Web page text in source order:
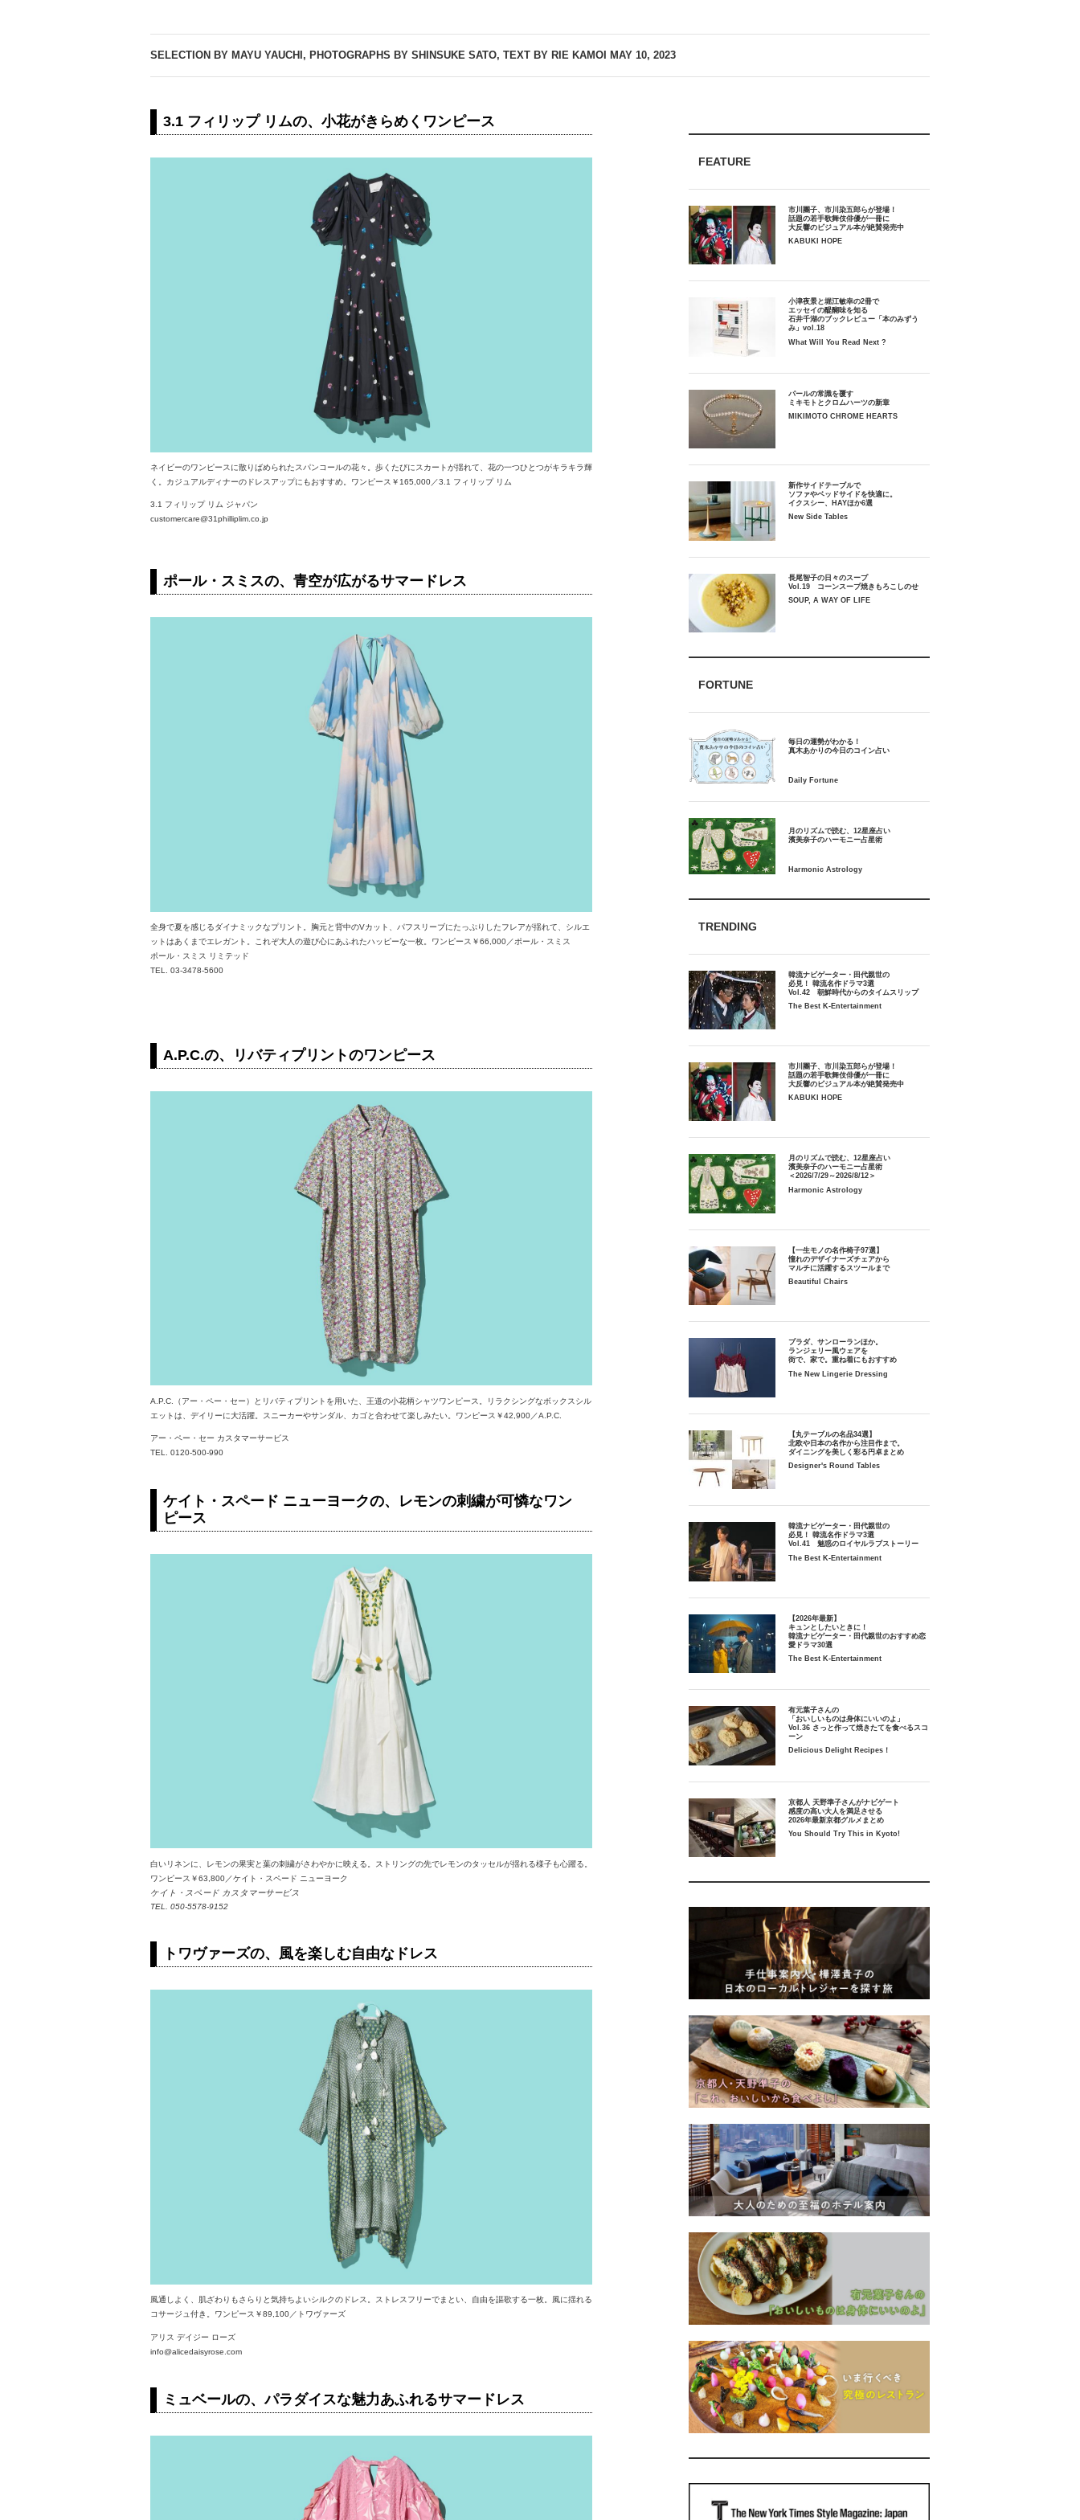
SELECTION BY MAYU YAUCHI, PHOTOGRAPHS BY SHINSUKE SATO, TEXT BY RIE KAMOI MAY 10, 2023
3.1 フィリップ リムの、小花がきらめくワンピース
ネイビーのワンピースに散りばめられたスパンコールの花々。歩くたびにスカートが揺れて、花の一つひとつがキラキラ輝
く。カジュアルディナーのドレスアップにもおすすめ。ワンピース￥165,000／3.1 フィリップ リム
3.1 フィリップ リム ジャパン
customercare@31philliplim.co.jp
ポール・スミスの、青空が広がるサマードレス
全身で夏を感じるダイナミックなプリント。胸元と背中のVカット、パフスリーブにたっぷりしたフレアが揺れて、シルエ
ットはあくまでエレガント。これぞ大人の遊び心にあふれたハッピーな一枚。ワンピース￥66,000／ポール・スミス
ポール・スミス リミテッド
TEL. 03-3478-5600
A.P.C.の、リバティプリントのワンピース
A.P.C.（アー・ペー・セー）とリバティプリントを用いた、王道の小花柄シャツワンピース。リラクシングなボックスシル
エットは、デイリーに大活躍。スニーカーやサンダル、カゴと合わせて楽しみたい。ワンピース￥42,900／A.P.C.
アー・ペー・セー カスタマーサービス
TEL. 0120-500-990
ケイト・スペード ニューヨークの、レモンの刺繍が可憐なワン
ピース
白いリネンに、レモンの果実と葉の刺繍がさわやかに映える。ストリングの先でレモンのタッセルが揺れる様子も心躍る。
ワンピース￥63,800／ケイト・スペード ニューヨーク
ケイト・スペード カスタマーサービス
TEL. 050-5578-9152
トワヴァーズの、風を楽しむ自由なドレス
風通しよく、肌ざわりもさらりと気持ちよいシルクのドレス。ストレスフリーでまとい、自由を謳歌する一枚。風に揺れる
コサージュ付き。ワンピース￥89,100／トワヴァーズ
アリス デイジー ローズ
info@alicedaisyrose.com
ミュベールの、パラダイスな魅力あふれるサマードレス
FEATURE
市川團子、市川染五郎らが登場！
話題の若手歌舞伎俳優が一冊に
大反響のビジュアル本が絶賛発売中
KABUKI HOPE
小津夜景と堀江敏幸の2冊で
エッセイの醍醐味を知る
石井千湖のブックレビュー「本のみずう
み」vol.18
What Will You Read Next ?
パールの常識を覆す
ミキモトとクロムハーツの新章
MIKIMOTO CHROME HEARTS
新作サイドテーブルで
ソファやベッドサイドを快適に。
イクスシー、HAYほか6選
New Side Tables
長尾智子の日々のスープ
Vol.19 コーンスープ焼きもろこしのせ
SOUP, A WAY OF LIFE
FORTUNE
毎日の運勢がわかる！
月のリズムで読む、12星座占い
TRENDING
韓流ナビゲーター・田代親世の
必見！ 韓流名作ドラマ3選
Vol.42 朝鮮時代からのタイムスリップ
The Best K-Entertainment
市川團子、市川染五郎らが登場！
話題の若手歌舞伎俳優が一冊に
大反響のビジュアル本が絶賛発売中
KABUKI HOPE
月のリズムで読む、12星座占い
濱美奈子のハーモニー占星術
＜2026/7/29～2026/8/12＞
Harmonic Astrology
【一生モノの名作椅子97選】
憧れのデザイナーズチェアから
マルチに活躍するスツールまで
Beautiful Chairs
プラダ、サンローランほか。
ランジェリー風ウェアを
街で、家で。重ね着にもおすすめ
The New Lingerie Dressing
【丸テーブルの名品34選】
北欧や日本の名作から注目作まで。
ダイニングを美しく彩る円卓まとめ
Designer's Round Tables
韓流ナビゲーター・田代親世の
必見！ 韓流名作ドラマ3選
Vol.41 魅惑のロイヤルラブストーリー
The Best K-Entertainment
【2026年最新】
キュンとしたいときに！
韓流ナビゲーター・田代親世のおすすめ恋
愛ドラマ30選
The Best K-Entertainment
有元葉子さんの
「おいしいものは身体にいいのよ」
Vol.36 さっと作って焼きたてを食べるスコ
ーン
Delicious Delight Recipes！
京都人 天野準子さんがナビゲート
感度の高い大人を満足させる
2026年最新京都グルメまとめ
You Should Try This in Kyoto!